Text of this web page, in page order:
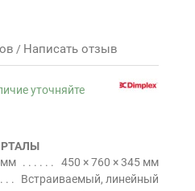
/ Написать отзыв
уточняйте
450 × 760 × 345 мм
Встраиваемый, линейный